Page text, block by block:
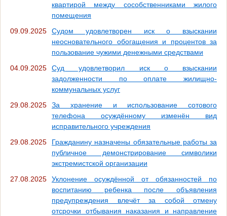
квартирой между сособственниками жилого
помещения
09.09.2025
Судом удовлетворен иск о взыскании
неосновательного обогащения и процентов за
пользование чужими денежными средствами
04.09.2025
Суд удовлетворил иск о взыскании
задолженности по оплате жилищно-
коммунальных услуг
29.08.2025
За хранение и использование сотового
телефона осуждённому изменён вид
исправительного учреждения
29.08.2025
Гражданину назначены обязательные работы за
публичное демонстрирование символики
экстремистской организации
27.08.2025
Уклонение осуждённой от обязанностей по
воспитанию ребенка после объявления
предупреждения влечёт за собой отмену
отсрочки отбывания наказания и направление